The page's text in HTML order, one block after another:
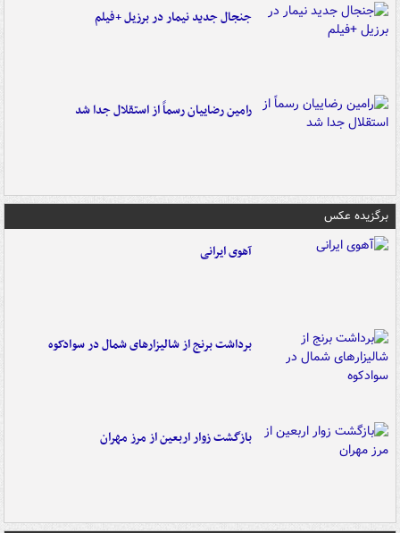
جنجال جدید نیمار در برزیل +فیلم
رامین رضاییان رسماً از استقلال جدا شد
برگزیده عکس
آهوی ایرانی
برداشت برنج از شالیزارهای شمال در سوادکوه
بازگشت زوار اربعین از مرز مهران